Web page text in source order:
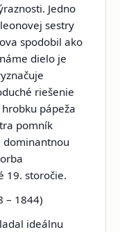
Jedno
sestry
spodobil ako
dielo je
riešenie
hrobku pápeža
pomník
dominantnou
19. storočie.
– 1844)
ideálnu